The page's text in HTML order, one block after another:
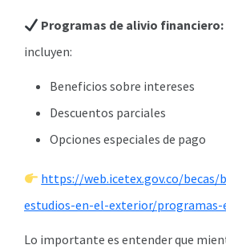
Programas de alivio financiero:
incluyen:
Beneficios sobre intereses
Descuentos parciales
Opciones especiales de pago
https://web.icetex.gov.co/becas/
estudios-en-el-exterior/programas-
Lo importante es entender que